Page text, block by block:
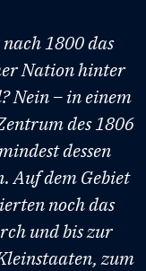
1800 das
Nation hinter
Nein – in einem
des 1806
dessen
Auf dem Gebiet
noch das
und bis zur
zum